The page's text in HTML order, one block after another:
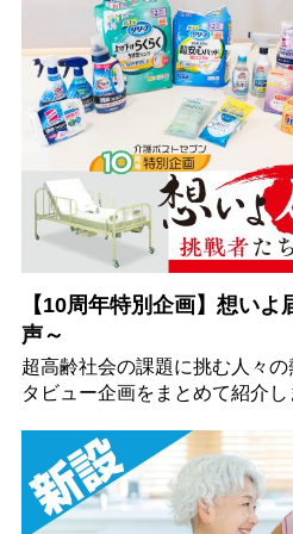
【10周年特別企画】想い
声～
超高齢社会の課題に挑む人々
タビュー企画をまとめて紹介し